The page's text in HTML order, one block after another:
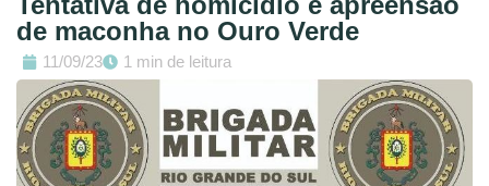
de maconha no Ouro Verde
11/09/23 1 min de leitura